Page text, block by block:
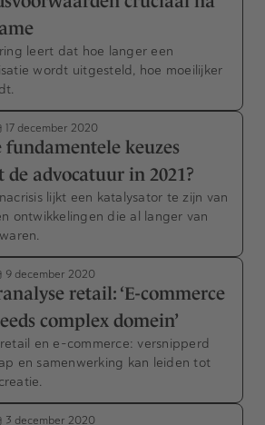
leert dat hoe langer een
wordt uitgesteld, hoe moeilijker
17 december 2020
fundamentele keuzes
de advocatuur in 2021?
lijkt een katalysator te zijn van
ontwikkelingen die al langer van
9 december 2020
retail: ‘E-commerce
complex domein’
en e-commerce: versnipperd
en samenwerking kan leiden tot
3 december 2020